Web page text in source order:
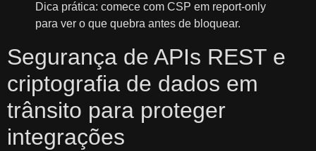
Dica prática: comece com CSP em report-only
para ver o que quebra antes de bloquear.
Segurança de APIs REST e
criptografia de dados em
trânsito para proteger
integrações